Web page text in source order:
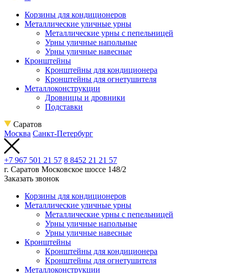
Корзины для кондиционеров
Металлические уличные урны
Металлические урны с пепельницей
Урны уличные напольные
Урны уличные навесные
Кронштейны
Кронштейны для кондиционера
Кронштейны для огнетушителя
Металлоконструкции
Дровницы и дровники
Подставки
Саратов
Москва Санкт-Петербург
+7 967 501 21 57 8 8452 21 21 57
г. Саратов Московское шоссе 148/2
Заказать звонок
Корзины для кондиционеров
Металлические уличные урны
Металлические урны с пепельницей
Урны уличные напольные
Урны уличные навесные
Кронштейны
Кронштейны для кондиционера
Кронштейны для огнетушителя
Металлоконструкции